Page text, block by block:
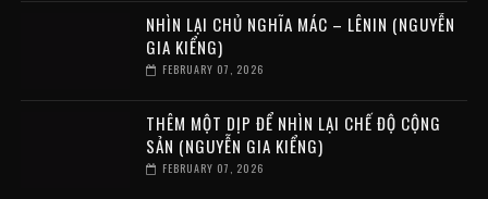
NHÌN LẠI CHỦ NGHĨA MÁC – LÊNIN (NGUYỄN
GIA KIỂNG)
FEBRUARY 07, 2026
THÊM MỘT DỊP ĐỂ NHÌN LẠI CHẾ ĐỘ CỘNG
SẢN (NGUYỄN GIA KIỂNG)
FEBRUARY 07, 2026